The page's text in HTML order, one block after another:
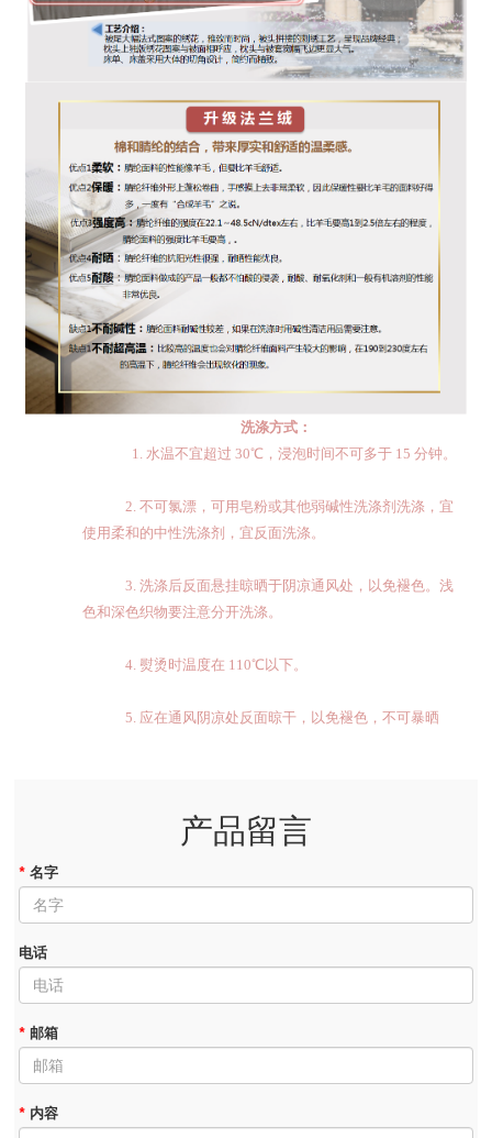
洗涤方式：
1. 水温不宜超过30℃，浸泡时间不可多于 15 分钟。
2. 不可氯漂，可用皂粉或其他弱碱性洗涤剂洗涤，宜
使用柔和的中性洗涤剂，宜反面洗涤。
3. 洗涤后反面悬挂晾晒于阴凉通风处，以免褪色。浅
色和深色织物要注意分开洗涤。
4. 熨烫时温度在 110℃以下。
5. 应在通风阴凉处反面晾干，以免褪色，不可暴晒
产品留言
* 名字
电话
* 邮箱
* 内容